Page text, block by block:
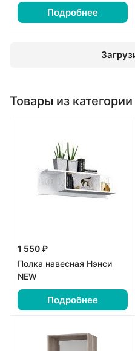
Подробнее
Товары из категории
1 550 ₽
Полка навесная Нэнси
NEW
Подробнее